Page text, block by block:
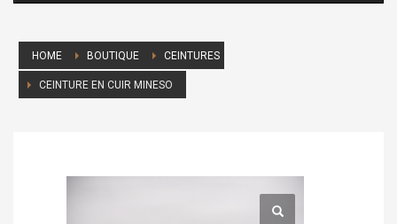
HOME BOUTIQUE CEINTURES
CEINTURE EN CUIR MINESO